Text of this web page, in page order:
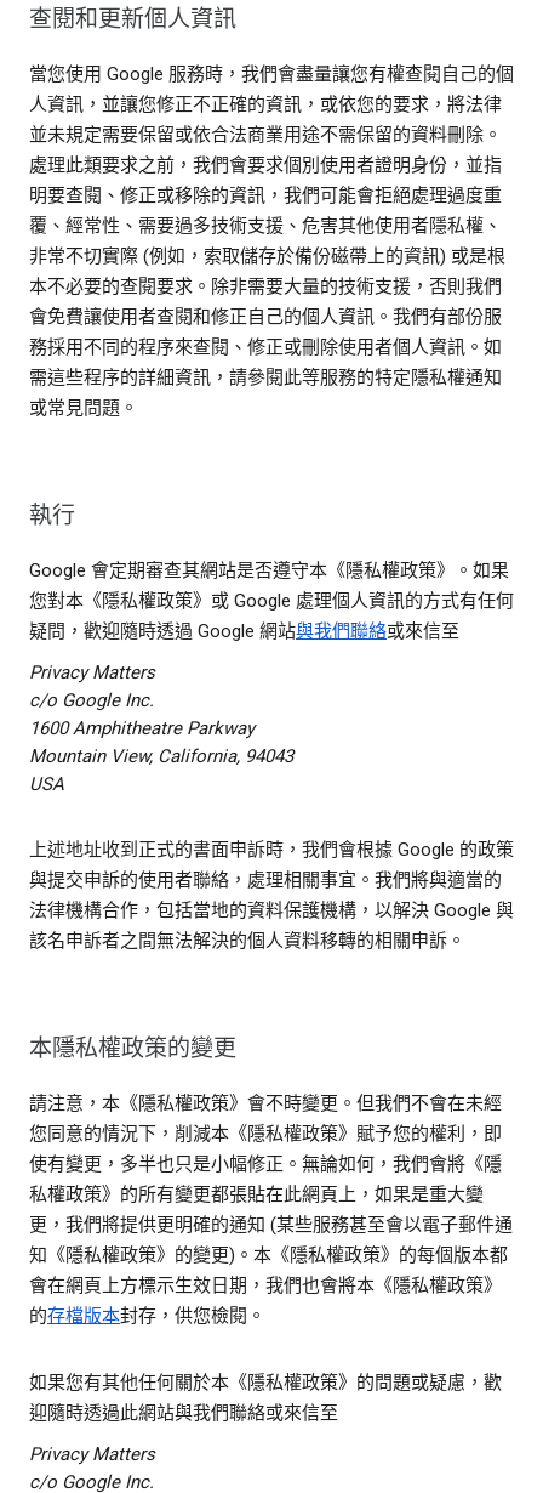
查閱和更新個人資訊
當您使用 Google 服務時，我們會盡量讓您有權查閱自己的個
人資訊，並讓您修正不正確的資訊，或依您的要求，將法律
並未規定需要保留或依合法商業用途不需保留的資料刪除。
處理此類要求之前，我們會要求個別使用者證明身份，並指
明要查閱、修正或移除的資訊，我們可能會拒絕處理過度重
覆、經常性、需要過多技術支援、危害其他使用者隱私權、
非常不切實際 (例如，索取儲存於備份磁帶上的資訊) 或是根
本不必要的查閱要求。除非需要大量的技術支援，否則我們
會免費讓使用者查閱和修正自己的個人資訊。我們有部份服
務採用不同的程序來查閱、修正或刪除使用者個人資訊。如
需這些程序的詳細資訊，請參閱此等服務的特定隱私權通知
或常見問題。
執行
Google 會定期審查其網站是否遵守本《隱私權政策》。如果
您對本《隱私權政策》或 Google 處理個人資訊的方式有任何
疑問，歡迎隨時透過 Google 網站與我們聯絡或來信至
Privacy Matters
c/o Google Inc.
1600 Amphitheatre Parkway
Mountain View, California, 94043
USA
上述地址收到正式的書面申訴時，我們會根據 Google 的政策
與提交申訴的使用者聯絡，處理相關事宜。我們將與適當的
法律機構合作，包括當地的資料保護機構，以解決 Google 與
該名申訴者之間無法解決的個人資料移轉的相關申訴。
本隱私權政策的變更
請注意，本《隱私權政策》會不時變更。但我們不會在未經
您同意的情況下，削減本《隱私權政策》賦予您的權利，即
使有變更，多半也只是小幅修正。無論如何，我們會將《隱
私權政策》的所有變更都張貼在此網頁上，如果是重大變
更，我們將提供更明確的通知 (某些服務甚至會以電子郵件通
知《隱私權政策》的變更)。本《隱私權政策》的每個版本都
會在網頁上方標示生效日期，我們也會將本《隱私權政策》
的存檔版本封存，供您檢閱。
如果您有其他任何關於本《隱私權政策》的問題或疑慮，歡
迎隨時透過此網站與我們聯絡或來信至
Privacy Matters
c/o Google Inc.